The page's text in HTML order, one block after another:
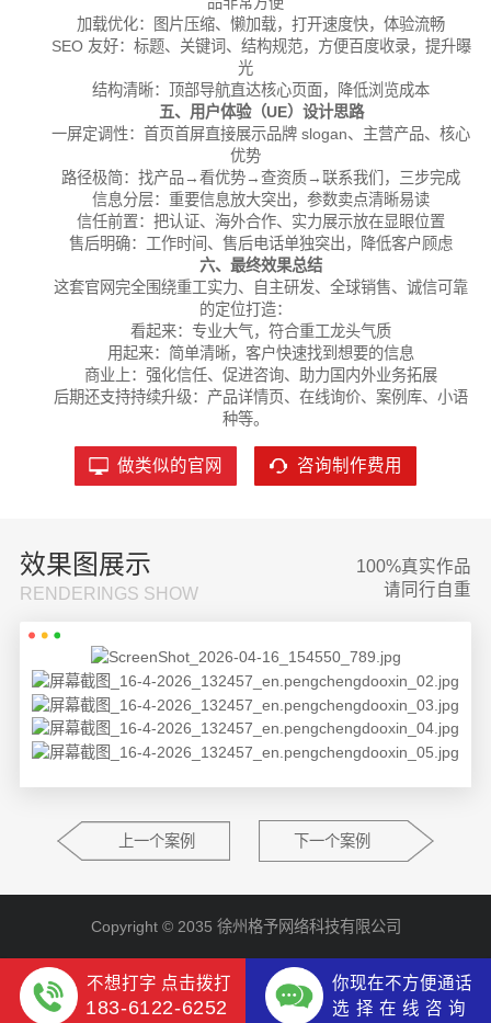
加载优化：图片压缩、懒加载，打开速度快，体验流畅
SEO 友好：标题、关键词、结构规范，方便百度收录，提升曝
光
结构清晰：顶部导航直达核心页面，降低浏览成本
五、用户体验（UE）设计思路
一屏定调性：首页首屏直接展示品牌 slogan、主营产品、核心
优势
路径极简：找产品→看优势→查资质→联系我们，三步完成
信息分层：重要信息放大突出，参数卖点清晰易读
信任前置：把认证、海外合作、实力展示放在显眼位置
售后明确：工作时间、售后电话单独突出，降低客户顾虑
六、最终效果总结
这套官网完全围绕重工实力、自主研发、全球销售、诚信可靠
的定位打造：
看起来：专业大气，符合重工龙头气质
用起来：简单清晰，客户快速找到想要的信息
商业上：强化信任、促进咨询、助力国内外业务拓展
后期还支持持续升级：产品详情页、在线询价、案例库、小语
种等。
做类似的官网 咨询制作费用
效果图展示
RENDERINGS SHOW
100%真实作品
请同行自重
上一个案例 下一个案例
Copyright © 2035 徐州格予网络科技有限公司
不想打字 点击拨打
183-6122-6252
你现在不方便通话
选 择 在 线 咨 询